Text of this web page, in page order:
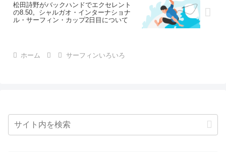
松田詩野がバックハンドでエクセレント
の8.50。シャルガオ・インターナショナ
ル・サーフィン・カップ2日目について
ホーム サーフィンいろいろ